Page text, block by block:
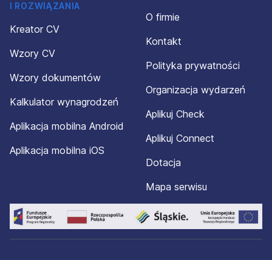
I ROZWIĄZANIA
Kreator CV
Wzory CV
Wzory dokumentów
Kalkulator wynagrodzeń
Aplikacja mobilna Android
Aplikacja mobilna iOS
O firmie
Kontakt
Polityka prywatności
Organizacja wydarzeń
Aplikuj Check
Aplikuj Connect
Dotacja
Mapa serwisu